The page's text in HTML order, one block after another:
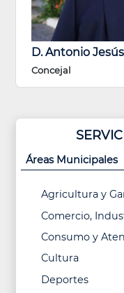
D. Antonio
Concejal
Áreas Municipales
Agricultura y
Comercio,
Consumo y
Cultura
Deportes